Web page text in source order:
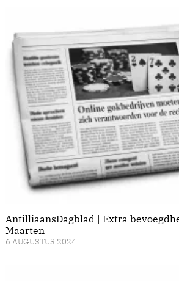
AntilliaansDagblad | Extra
Maarten
6 AUGUSTUS 2024